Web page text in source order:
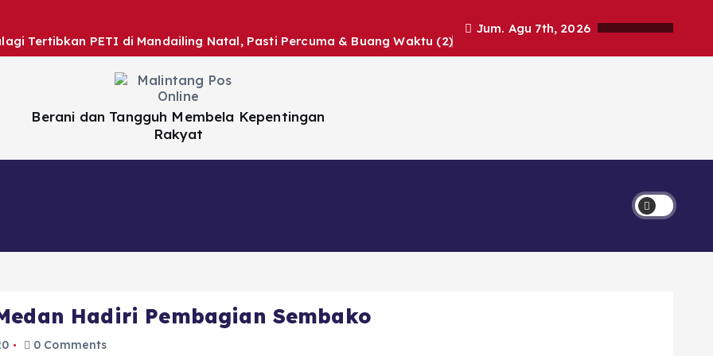
Tertibkan PETI di Mandailing Natal, Pasti Percuma & Buang Waktu (2)
Jum. Agu 7th, 2026
Berani dan Tangguh Membela Kepentingan
Rakyat
Hadiri Pembagian Sembako
0 Comments